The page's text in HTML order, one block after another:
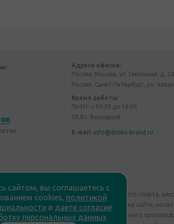
Адреса офисов:
Россия, Москва, ул. Смольная, д.
Россия, Санкт-Петербург, ул.
Время работы:
Пн-Пт: с 09:30 до 18:00
Сб,Вс: Выходной
E-mail: info@shoko-brand.ru
Политика конфиденциальности
производства и оборота этилового спирта,
Все материалы, размещенные на сайте,
корпоративные подарки собственного
сайтом, вы соглашаетесь с
cookies, политикой
и даете согласие
персональных данных